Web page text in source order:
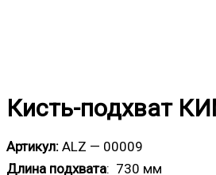
Кисть-подхват
Артикул: ALZ — 00009
Длина подхвата: 730 мм